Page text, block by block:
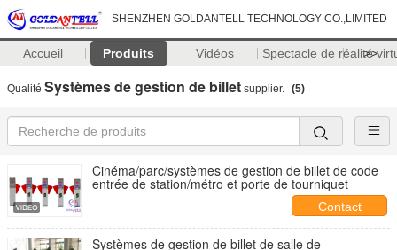
SHENZHEN GOLDANTELL TECHNOLOGY CO.,LIMITED
Accueil Produits Vidéos Spectacle de réalité
>>
Qualité Systèmes de gestion de billet supplier. (5)
Cinéma/parc/systèmes de gestion de billet de code
entrée de station/métro et porte de tourniquet
Contact
Systèmes de gestion de billet de salle de